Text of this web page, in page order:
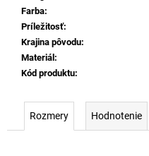
Farba:
Príležitosť:
Krajina pôvodu:
Materiál :
Kód produktu:
Rozmery Hodnotenie